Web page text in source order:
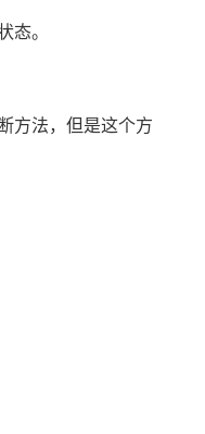
态。
方法，但是这个方